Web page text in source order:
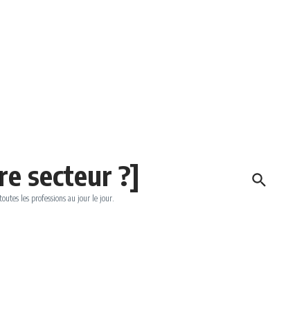
secteur ?]
les professions au jour le jour.